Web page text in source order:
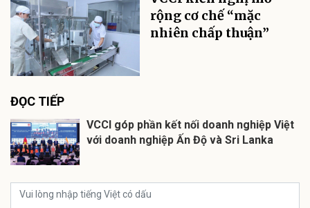
rộng cơ chế “mặc
nhiên chấp thuận”
ĐỌC TIẾP
VCCI góp phần kết nối doanh nghiệp Việt
với doanh nghiệp Ấn Độ và Sri Lanka